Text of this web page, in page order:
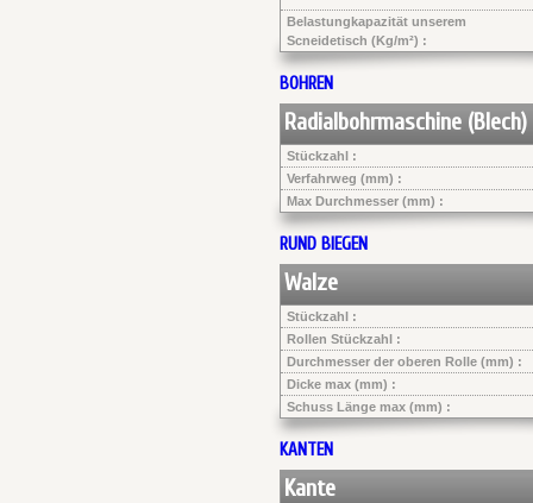
Belastungkapazität unserem
Scneidetisch (Kg/m²) :
BOHREN
Radialbohrmaschine (Blech)
Stückzahl :
Verfahrweg (mm) :
Max Durchmesser (mm) :
RUND BIEGEN
Walze
Stückzahl :
Rollen Stückzahl :
Durchmesser der oberen Rolle (mm) :
Dicke max (mm) :
Schuss Länge max (mm) :
KANTEN
Kante